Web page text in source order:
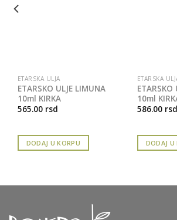
ETARSKA ULJA
ETARSKO ULJE LIMUNA
10ml KIRKA
565.00 rsd
DODAJ U KORPU
ETARSKA
ETARSKO
10ml
586.00 rsd
DODAJ U